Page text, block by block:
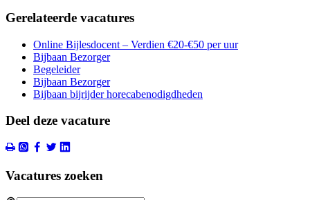
Gerelateerde vacatures
Online Bijlesdocent – Verdien €20-€50 per uur
Bijbaan Bezorger
Begeleider
Bijbaan Bezorger
Bijbaan bijrijder horecabenodigdheden
Deel deze vacature
Vacatures zoeken